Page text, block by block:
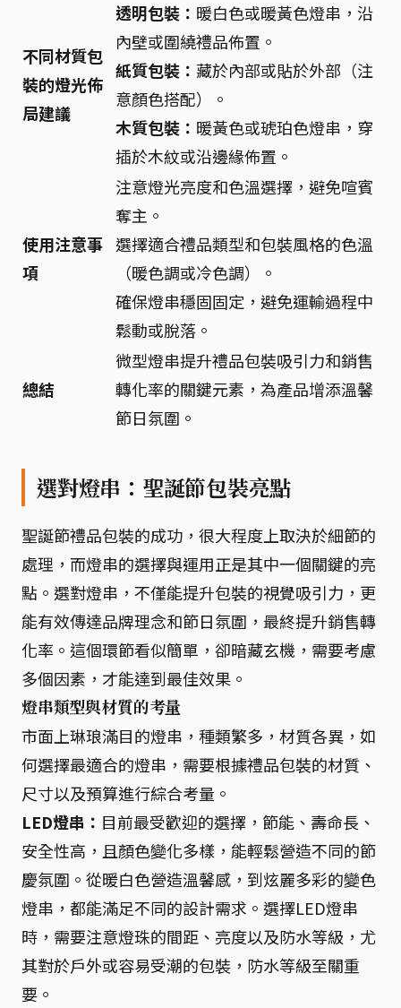
不同材質包
裝的燈光佈
局建議
透明包裝： 暖白色或暖黃色燈串，沿
內壁或圍繞禮品佈置。
紙質包裝： 藏於內部或貼於外部（注
意顏色搭配）。
木質包裝： 暖黃色或琥珀色燈串，穿
插於木紋或沿邊緣佈置。
使用注意事
項
注意燈光亮度和色溫選擇，避免喧賓
奪主。
選擇適合禮品類型和包裝風格的色溫
（暖色調或冷色調）。
確保燈串穩固固定，避免運輸過程中
鬆動或脫落。
總結
微型燈串提升禮品包裝吸引力和銷售
轉化率的關鍵元素，為產品增添溫馨
節日氛圍。
選對燈串：聖誕節包裝亮點
聖誕節禮品包裝的成功，很大程度上取決於細節的
處理，而燈串的選擇與運用正是其中一個關鍵的亮
點。選對燈串，不僅能提升包裝的視覺吸引力，更
能有效傳達品牌理念和節日氛圍，最終提升銷售轉
化率。這個環節看似簡單，卻暗藏玄機，需要考慮
多個因素，才能達到最佳效果。
燈串類型與材質的考量
市面上琳琅滿目的燈串，種類繁多，材質各異，如
何選擇最適合的燈串，需要根據禮品包裝的材質、
尺寸以及預算進行綜合考量。
LED燈串： 目前最受歡迎的選擇，節能、壽命長、
安全性高，且顏色變化多樣，能輕鬆營造不同的節
慶氛圍。從暖白色營造溫馨感，到炫麗多彩的變色
燈串，都能滿足不同的設計需求。選擇LED燈串
時，需要注意燈珠的間距、亮度以及防水等級，尤
其對於戶外或容易受潮的包裝，防水等級至關重
要。